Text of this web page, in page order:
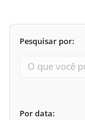
Pesquisar por:
Por data: